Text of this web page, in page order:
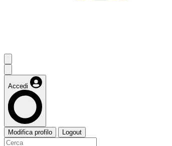
Accedi
Modifica profilo Logout